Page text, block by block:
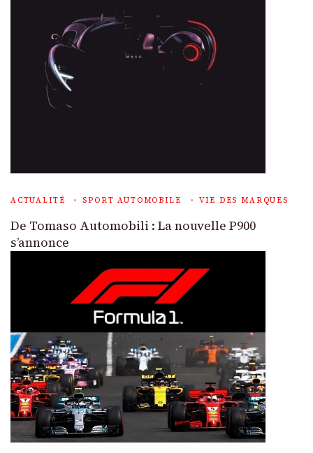
ACTUALITÉ SPORT AUTOMOBILE VIE DES MARQUES
De Tomaso Automobili : La nouvelle P900
s’annonce